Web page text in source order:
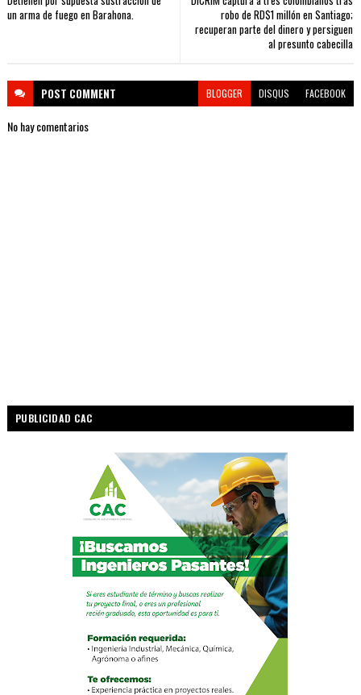
robo de RD$1 millón en Santiago;
recuperan parte del dinero y persiguen
al presunto cabecilla
un arma de fuego en Barahona.
POST COMMENT BLOGGER DISQUS FACEBOOK
No hay comentarios
PUBLICIDAD CAC